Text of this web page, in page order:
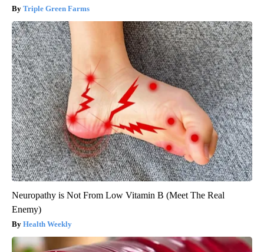
Triple Green Farms
Neuropathy is Not From Low Vitamin B (Meet The Real
Enemy)
Health Weekly